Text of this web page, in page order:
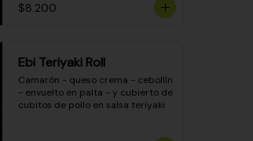
$8.200
Ebi Teriyaki Roll
Camarón - queso crema - cebollín
- envuelto en palta - y cubierto de
cubitos de pollo en salsa teriyaki